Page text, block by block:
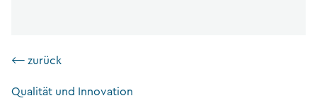
⟵ zurück
Qualität und Innovation